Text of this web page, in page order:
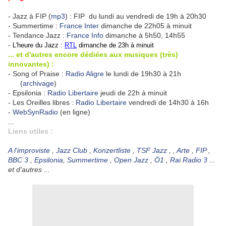
- Jazz à FIP (mp3) : FIP du lundi au vendredi de 19h à 20h30
- Summertime : France Inter dimanche de 22h05 à minuit
- Tendance Jazz : France Info dimanche à 5h50, 14h55
- L'heure du Jazz : RTL dimanche de 23h à minuit
... et d'autres encore dédiées aux musiques (très)
innovantes) :
- Song of Praise : Radio Aligre le lundi de 19h30 à 21h
(archivage)
- Epsilonia : Radio Libertaire jeudi de 22h à minuit
- Les Oreilles libres : Radio Libertaire vendredi de 14h30 à 16h
- WebSynRadio (en ligne)
Liens utiles :
A l'improviste Jazz Club Konzertliste TSF Jazz Arte FIP,
BBC 3
Epsilonia Summertime Open Jazz Ö1 Rai Radio 3
et d'autres ...